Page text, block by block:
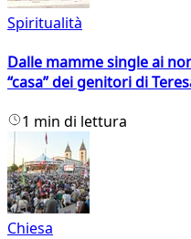
Spiritualità
Dalle mamme single ai
“casa” dei genitori di
1 min di lettura
Chiesa